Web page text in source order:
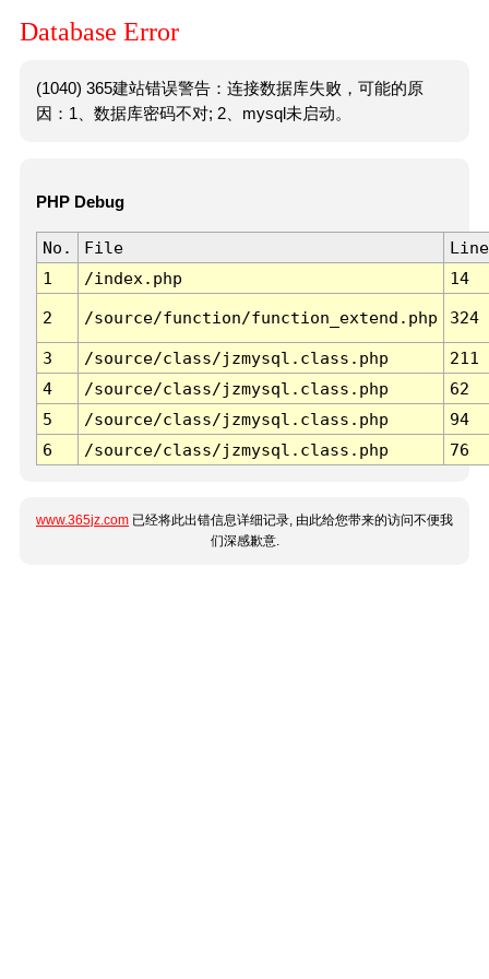
Database Error
(1040) 365建站错误警告：连接数据库失败，可能的原
因：1、数据库密码不对; 2、mysql未启动。
PHP Debug
No. File
Line
1
/index.php 14
2 /source/function/function_extend.php 324
3 /source/class/jzmysql.class.php
211
4
/source/class/jzmysql.class.php
62
5
/source/class/jzmysql.class.php
94
6
/source/class/jzmysql.class.php 76
www.365jz.com 已经将此出错信息详细记录, 由此给您带来的访问不便我
们深感歉意.